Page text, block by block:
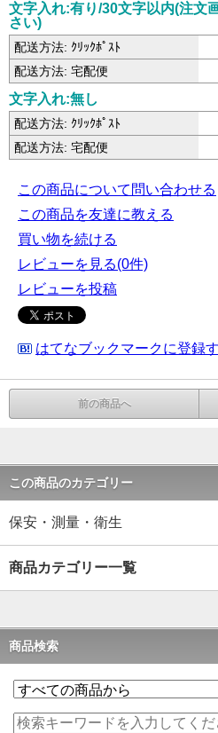
文字入れ:有り/30文字以内(注文
さい)
配送方法: ｸﾘｯｸﾎﾟｽﾄ
配送方法: 宅配便
文字入れ:無し
配送方法: ｸﾘｯｸﾎﾟｽﾄ
配送方法: 宅配便
この商品について問い合わせる
この商品を友達に教える
買い物を続ける
レビューを見る(0件)
レビューを投稿
はてなブックマークに登録
前の商品へ
この商品のカテゴリー
保安・測量・衛生
商品カテゴリー一覧
商品検索